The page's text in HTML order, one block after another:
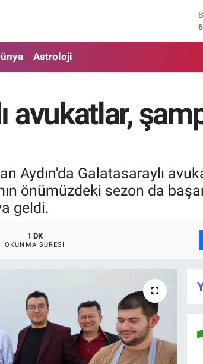
Astroloji
avukatlar,
Aydın'da Galatasaraylı
önümüzdeki sezon da
geldi.
1 DK
OKUNMA SÜRESI